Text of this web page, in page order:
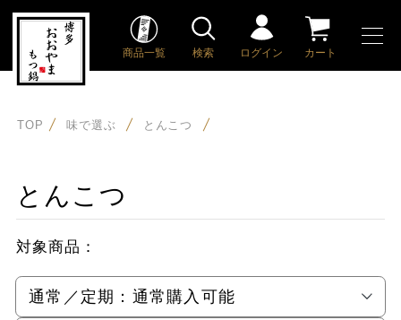
商品一覧 検索 ログイン カート
TOP 味で選ぶ とんこつ
とんこつ
対象商品：
通常／定期： 通常購入可能